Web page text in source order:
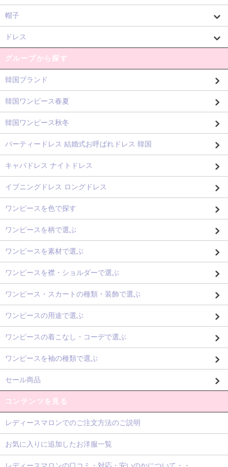
帽子
ドレス
グループから探す
韓国ブランド
韓国ワンピース春夏
韓国ワンピース秋冬
パーティードレス 結婚式お呼ばれドレス 韓国
キャバドレス ナイトドレス
イブニングドレス ロングドレス
ワンピースを色で探す
ワンピースを柄で選ぶ
ワンピースを素材で選ぶ
ワンピースを襟・ショルダーで選ぶ
ワンピース・スカートの種類・装飾で選ぶ
ワンピースの用途で選ぶ
ワンピースの着こなし・コーデで選ぶ
ワンピースを袖の種類で選ぶ
セール商品
コンテンツを見る
レディースマロンでのご注文方法のご説明
お気に入りに追加したお洋服一覧
レディースマロンの口コミ・対応・安いのかについて・・